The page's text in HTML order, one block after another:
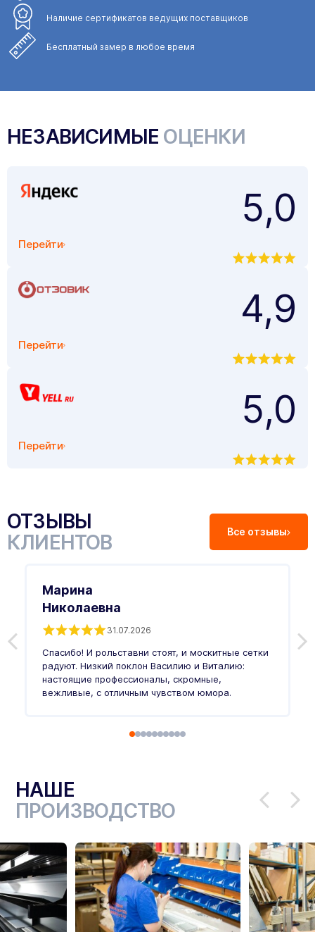
Наличие сертификатов ведущих поставщиков
Бесплатный замер в любое время
НЕЗАВИСИМЫЕ ОЦЕНКИ
Перейти
5,0
Перейти
4,9
Перейти
5,0
ОТЗЫВЫ
КЛИЕНТОВ
Все отзывы
Марина
Николаевна
31.07.2026
Спасибо! И рольставни стоят, и москитные сетки
радуют. Низкий поклон Василию и Виталию:
настоящие профессионалы, скромные,
вежливые, с отличным чувством юмора.
НАШЕ
ПРОИЗВОДСТВО